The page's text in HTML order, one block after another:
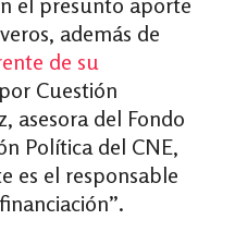
además de
de su
Cuestión
asesora del Fondo
Política del CNE,
es el responsable